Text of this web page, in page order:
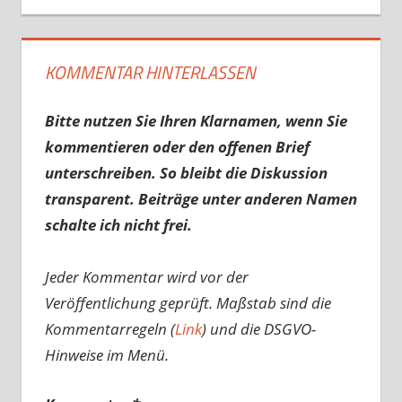
KOMMENTAR HINTERLASSEN
Bitte nutzen Sie Ihren Klarnamen, wenn Sie
kommentieren oder den offenen Brief
unterschreiben. So bleibt die Diskussion
transparent. Beiträge unter anderen Namen
schalte ich nicht frei.
Jeder Kommentar wird vor der
Veröffentlichung geprüft. Maßstab sind die
Kommentarregeln (Link) und die DSGVO-
Hinweise im Menü.